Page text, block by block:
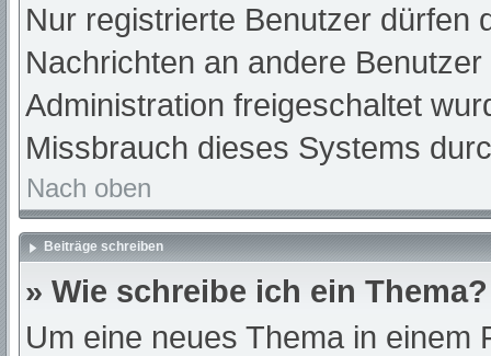
Nur registrierte Benutzer dürfen
Nachrichten an andere
Administration freigeschaltet
Missbrauch dieses Systems
Nach oben
Beiträge schreiben
» Wie schreibe ich ein Thema?
Um eine neues Thema in